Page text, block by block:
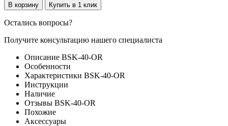
В корзину Купить в 1 клик
Остались вопросы?
Получите консультацию нашего специалиста
Описание BSK-40-OR
Особенности
Характеристики BSK-40-OR
Инструкции
Наличие
Отзывы BSK-40-OR
Похожие
Аксессуары